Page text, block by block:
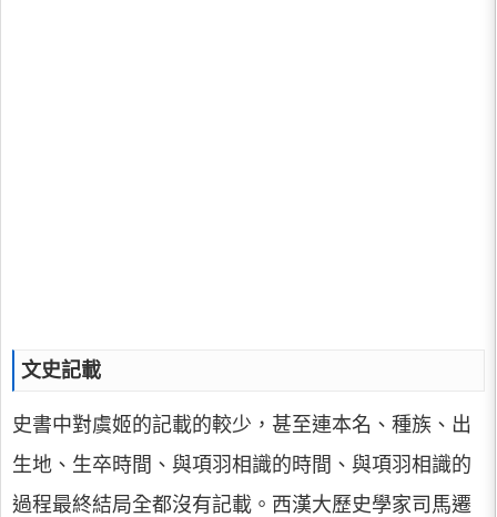
文史記載
史書中對虞姬的記載的較少，甚至連本名、種族、出
生地、生卒時間、與項羽相識的時間、與項羽相識的
過程最終結局全都沒有記載。西漢大歷史學家司馬遷